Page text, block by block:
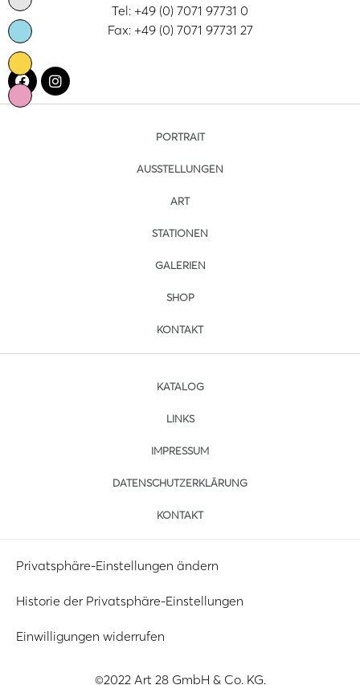
Tel: +49 (0) 7071 97731 0
Fax: +49 (0) 7071 97731 27
PORTRAIT
AUSSTELLUNGEN
ART
STATIONEN
GALERIEN
SHOP
KONTAKT
KATALOG
LINKS
IMPRESSUM
DATENSCHUTZERKLÄRUNG
KONTAKT
Privatsphäre-Einstellungen ändern
Historie der Privatsphäre-Einstellungen
Einwilligungen widerrufen
©2022 Art 28 GmbH & Co. KG.